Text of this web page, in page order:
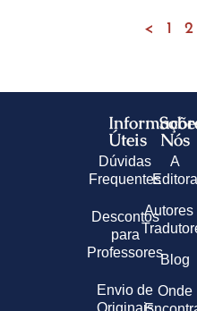
< 1 2
Úteis
Dúvidas
Frequentes
Descontos
para
Professores
Envio de
Originais
Nós
A
Editora
Autores
Blog
Onde